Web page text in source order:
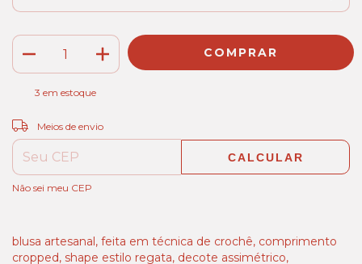
3 em estoque
Entregas para o CEP:
Meios de envio
CALCULAR
Não sei meu CEP
blusa artesanal, feita em técnica de crochê, comprimento
cropped, shape estilo regata, decote assimétrico,